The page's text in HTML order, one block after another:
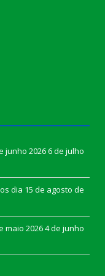
junho 20266 de julho
dia 15 de agosto de
maio 20264 de junho